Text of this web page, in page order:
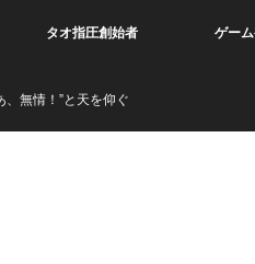
タオ指圧創始者 ゲー
、無情！”と天を仰ぐ